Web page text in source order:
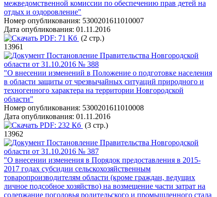
межведомственной комиссии по обеспечению прав детей на
отдых и оздоровление"
Номер опубликования: 5300201611010007
Дата опубликования: 01.11.2016
PDF: 71 Кб (2 стр.)
13961
Постановление Правительства Новгородской
области от 31.10.2016 № 388
"О внесении изменений в Положение о подготовке населения
в области защиты от чрезвычайных ситуаций природного и
техногенного характера на территории Новгородской
области"
Номер опубликования: 5300201611010008
Дата опубликования: 01.11.2016
PDF: 232 Кб (3 стр.)
13962
Постановление Правительства Новгородской
области от 31.10.2016 № 387
"О внесении изменения в Порядок предоставления в 2015-
2017 годах субсидии сельскохозяйственным
товаропроизводителям области (кроме граждан, ведущих
личное подсобное хозяйство) на возмещение части затрат на
содержание поголовья родительского и промышленного стада